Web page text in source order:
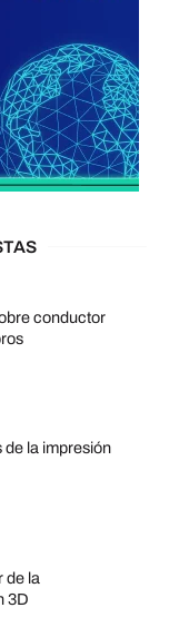
conductor
la impresión
de la
3D